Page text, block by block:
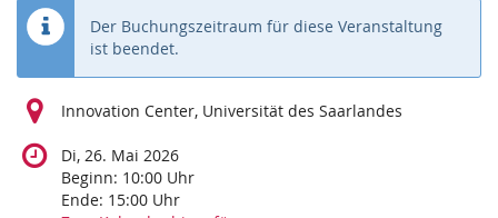
Der Buchungszeitraum für diese Veranstaltung
ist beendet.
Innovation Center, Universität des Saarlandes
Di, 26. Mai 2026
Beginn: 10:00 Uhr
Ende: 15:00 Uhr